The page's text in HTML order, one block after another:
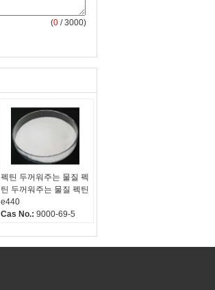
(0 / 3000)
펙틴 두꺼워주는 물질 펙
틴 두꺼워주는 물질 펙틴
e440
Cas No.:9000-69-5
Appearance:off white